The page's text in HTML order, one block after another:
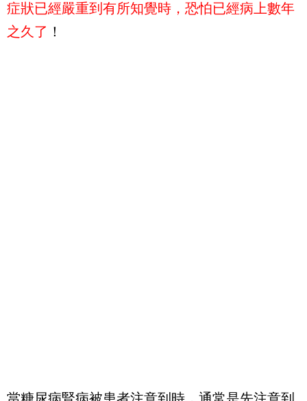
症狀已經嚴重到有所知覺時，恐怕已經病上數年
之久了 ！